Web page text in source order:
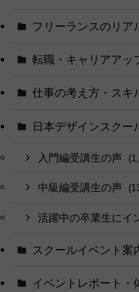
フリーランスのリア
転職・キャリアアッ
仕事の考え方・スキ
日本デザインスクー
入門編受講生の声
中級編受講生の声
活躍中の卒業生にイ
スクールイベント案
イベントレポート・